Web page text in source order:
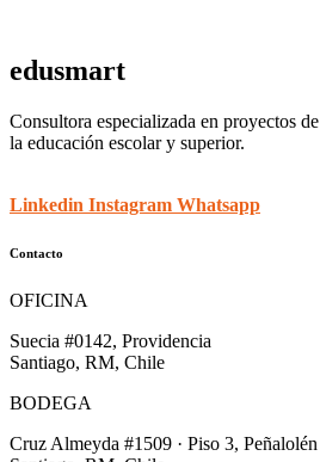
edusmart
Consultora especializada en proyectos
la educación escolar y superior.
Linkedin Instagram Whatsapp
Contacto
OFICINA
Suecia #0142, Providencia
Santiago, RM, Chile
BODEGA
Cruz Almeyda #1509 · Piso 3, Peñalolén